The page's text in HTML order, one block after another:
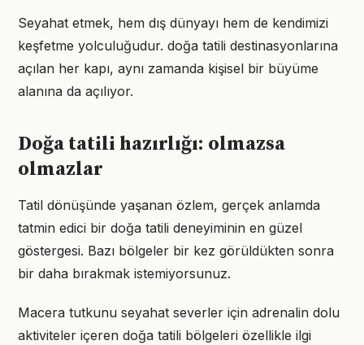
Seyahat etmek, hem dış dünyayı hem de kendimizi
keşfetme yolculuğudur. doğa tatili destinasyonlarına
açılan her kapı, aynı zamanda kişisel bir büyüme
alanına da açılıyor.
Doğa tatili hazırlığı: olmazsa
olmazlar
Tatil dönüşünde yaşanan özlem, gerçek anlamda
tatmin edici bir doğa tatili deneyiminin en güzel
göstergesi. Bazı bölgeler bir kez görüldükten sonra
bir daha bırakmak istemiyorsunuz.
Macera tutkunu seyahat severler için adrenalin dolu
aktiviteler içeren doğa tatili bölgeleri özellikle ilgi